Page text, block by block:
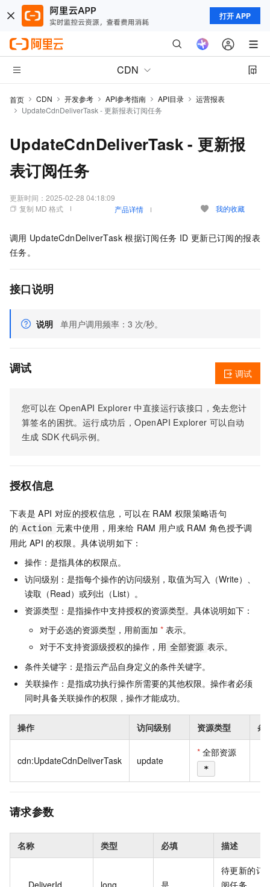
打开 APP
CDN
首页 CDN 开发参考 API参考指南 API目录
运营报表
UpdateCdnDeliverTask - 更新报表订阅任务
UpdateCdnDeliverTask - 更新报
表订阅任务
更新时间： 2025-02-28 04:18:09
复制 MD 格式
产品详情 我的收藏
调用 UpdateCdnDeliverTask 根据订阅任务 ID 更新已订阅的报表
任务。
接口说明
说明 单用户调用频率：3 次/秒。
调试
您可以在 OpenAPI Explorer 中直接运行该接口，免去您计
算签名的困扰。运行成功后，OpenAPI Explorer 可以自动
生成 SDK 代码示例。
调试
授权信息
下表是 API 对应的授权信息，可以在 RAM 权限策略语句
的 Action 元素中使用，用来给 RAM 用户或 RAM 角色授予调
用此 API 的权限。具体说明如下：
操作：是指具体的权限点。
访问级别：是指每个操作的访问级别，取值为写入（Write）、
读取（Read）或列出（List）。
资源类型：是指操作中支持授权的资源类型。具体说明如下：
对于必选的资源类型，用前面加 * 表示。
对于不支持资源级授权的操作，用 全部资源 表示。
条件关键字：是指云产品自身定义的条件关键字。
关联操作：是指成功执行操作所需要的其他权限。操作者必须
同时具备关联操作的权限，操作才能成功。
操作 访问级别 资源类型 条
cdn:UpdateCdnDeliverTask update
* 全部资源
*
请求参数
名称 类型 必填 描述
DeliverId long 是
待更新的订
阅任务